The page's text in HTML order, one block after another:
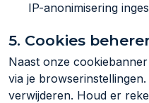
IP-anonimisering
5. Cookies
Naast onze
via je
verwijderen. Houd er